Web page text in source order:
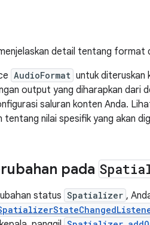
detail tentang format
AudioFormat untuk diteruskan
output yang diharapkan dari
saluran konten Anda.
nilai spesifik yang akan
pada
status Spatializer ,